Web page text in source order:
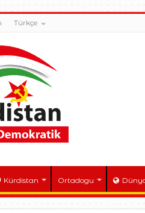
Türkçe
Kürdistan Ortadogu